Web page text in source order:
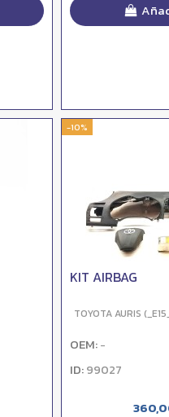
-10%
KIT AIRBAG
TOYOTA AURIS
OEM: -
ID:99027